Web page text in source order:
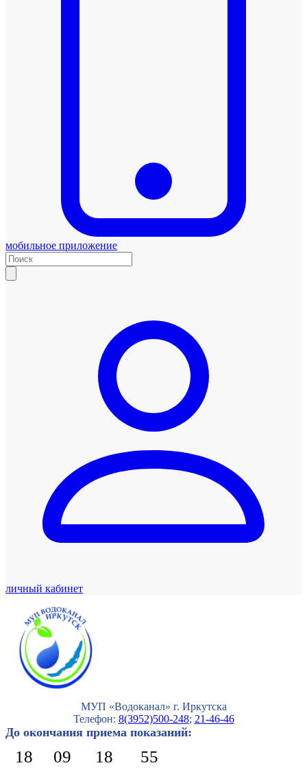
мобильное приложение
личный кабинет
МУП «Водоканал» г. Иркутска
Телефон: 8(3952)500-248; 21-46-46
До окончания приема показаний:
18 09 18 54